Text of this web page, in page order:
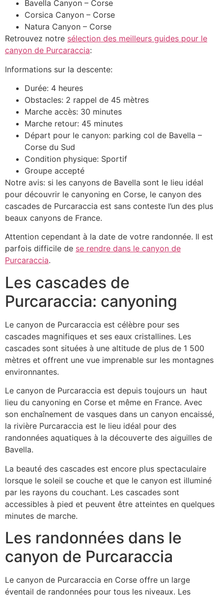
Bavella Canyon – Corse
Corsica Canyon – Corse
Natura Canyon – Corse
Retrouvez notre sélection des meilleurs guides pour le
canyon de Purcaraccia:
Informations sur la descente:
Durée: 4 heures
Obstacles: 2 rappel de 45 mètres
Marche accès: 30 minutes
Marche retour: 45 minutes
Départ pour le canyon: parking col de Bavella –
Corse du Sud
Condition physique: Sportif
Groupe accepté
Notre avis: si les canyons de Bavella sont le lieu idéal
pour découvrir le canyoning en Corse, le canyon des
cascades de Purcaraccia est sans conteste l’un des plus
beaux canyons de France.
Attention cependant à la date de votre randonnée. Il est
parfois difficile de se rendre dans le canyon de
Purcaraccia.
Les cascades de
Purcaraccia: canyoning
Le canyon de Purcaraccia est célèbre pour ses
cascades magnifiques et ses eaux cristallines. Les
cascades sont situées à une altitude de plus de 1 500
mètres et offrent une vue imprenable sur les montagnes
environnantes.
Le canyon de Purcaraccia est depuis toujours un haut
lieu du canyoning en Corse et même en France. Avec
son enchaînement de vasques dans un canyon encaissé,
la rivière Purcaraccia est le lieu idéal pour des
randonnées aquatiques à la découverte des aiguilles de
Bavella.
La beauté des cascades est encore plus spectaculaire
lorsque le soleil se couche et que le canyon est illuminé
par les rayons du couchant. Les cascades sont
accessibles à pied et peuvent être atteintes en quelques
minutes de marche.
Les randonnées dans le
canyon de Purcaraccia
Le canyon de Purcaraccia en Corse offre un large
éventail de randonnées pour tous les niveaux. Les